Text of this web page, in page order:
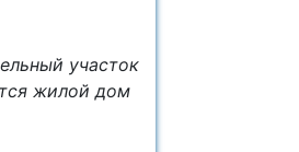
участок
жилой дом